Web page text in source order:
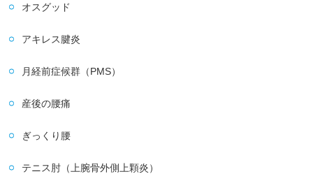
オスグッド
アキレス腱炎
月経前症候群（PMS）
産後の腰痛
ぎっくり腰
テニス肘（上腕骨外側上顆炎）